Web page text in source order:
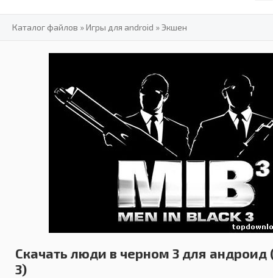
Каталог файлов »Игры для android »Экшен
Скачать люди в черном 3 для андроид
3)